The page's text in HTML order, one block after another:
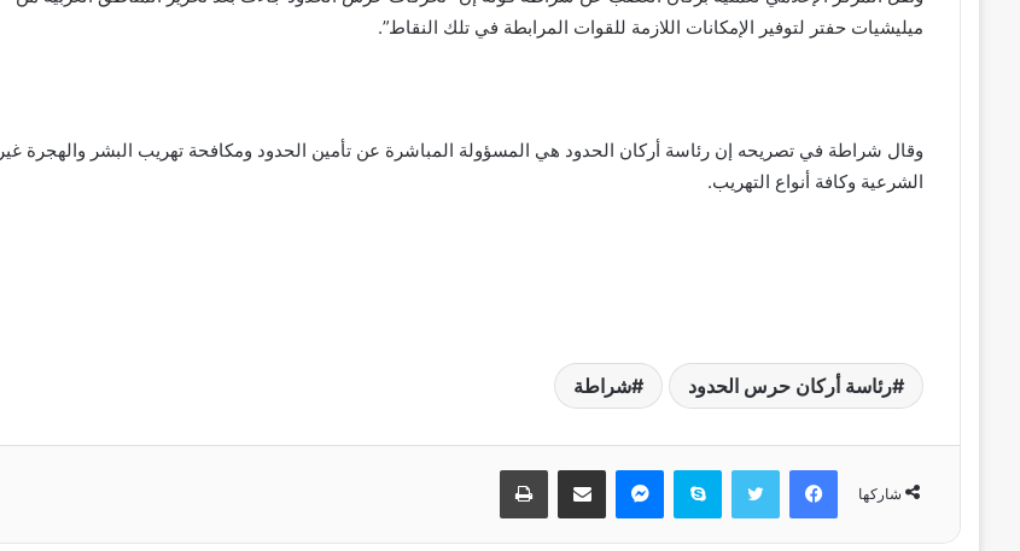
ميليشيات حفتر لتوفير الإمكانات اللازمة للقوات المرابطة في تلك النقاط”.
وقال شراطة في تصريحه إن رئاسة أركان الحدود هي المسؤولة المباشرة عن تأمين الحدود ومكافحة تهريب البشر والهجرة غير
الشرعية وكافة أنواع التهريب.
رئاسة أركان حرس الحدود شراطة
شاركها
فيسبوك تويتر سكايب ماسنجر مشاركة عبر البريد طباعة